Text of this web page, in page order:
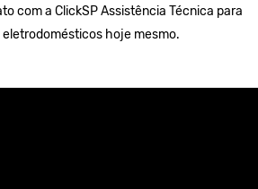
com a ClickSP Assistência Técnica para
hoje mesmo.